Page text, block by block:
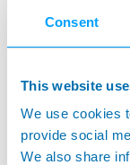
Consent
This website
We use cookies
provide social
We also share